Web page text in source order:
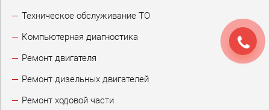
Техническое обслуживание ТО
Компьютерная диагностика
Ремонт двигателя
Ремонт дизельных двигателей
Ремонт ходовой части